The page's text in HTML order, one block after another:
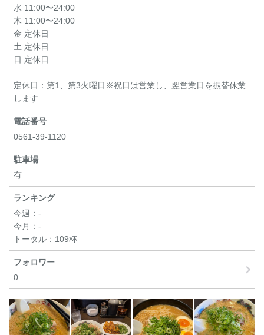
水 11:00〜24:00
木 11:00〜24:00
金 定休日
土 定休日
日 定休日
定休日：第1、第3火曜日※祝日は営業し、翌営業日を振替休業
します
電話番号
0561-39-1120
駐車場
有
ランキング
今週： -
今月： -
トータル： 109杯
フォロワー
0